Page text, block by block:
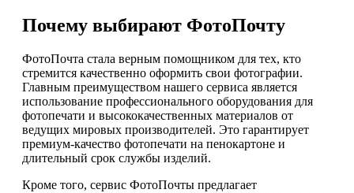
Почему выбирают ФотоПочту
ФотоПочта стала верным помощником для тех, кто
стремится качественно оформить свои фотографии.
Главным преимуществом нашего сервиса является
использование профессионального оборудования для
фотопечати и высококачественных материалов от
ведущих мировых производителей. Это гарантирует
премиум-качество фотопечати на пенокартоне и
длительный срок службы изделий.
Кроме того, сервис ФотоПочты предлагает